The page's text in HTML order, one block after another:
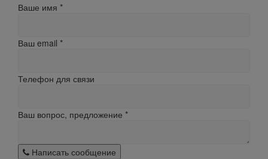
Ваше имя *
Ваш email *
Телефон для связи
Ваш вопрос, предложение *
Написать сообщение